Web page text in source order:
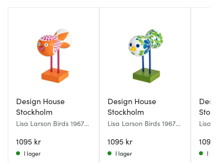
Design House
Stockholm
Lisa Larson Birds 1967
1095 kr
I lager
Design House
Stockholm
Lisa Larson Birds 1967
grön/blå
1095 kr
I lager
Lisa
1095
I